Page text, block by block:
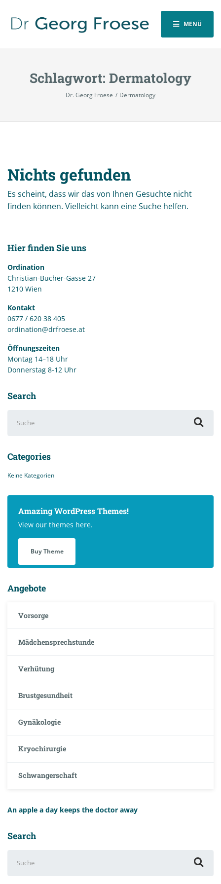
MENÜ
Schlagwort: Dermatology
Dr. Georg Froese Dermatology
Nichts gefunden
Es scheint, dass wir das von Ihnen Gesuchte nicht
finden können. Vielleicht kann eine Suche helfen.
Hier finden Sie uns
Ordination
Christian-Bucher-Gasse 27
1210 Wien
Kontakt
0677 / 620 38 405
ordination@drfroese.at
Öffnungszeiten
Montag 14–18 Uhr
Donnerstag 8-12 Uhr
Search
nach:
Categories
Keine Kategorien
Amazing WordPress Themes!
View our themes here.
Buy Theme
Angebote
Vorsorge
Mädchensprechstunde
Verhütung
Brustgesundheit
Gynäkologie
Kryochirurgie
Schwangerschaft
An apple a day keeps the doctor away
Search
nach: